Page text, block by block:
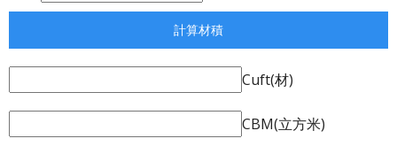
計算材積
Cuft(材)
CBM(立方米)